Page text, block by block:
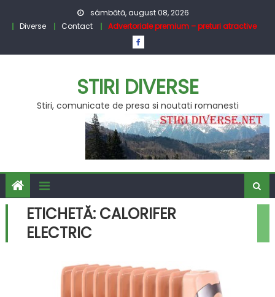
sâmbătă, august 08, 2026
Diverse
Contact Advertoriale premium – preturi atractive
STIRI DIVERSE
Stiri, comunicate de presa si noutati romanesti
ETICHETĂ: CALORIFER
ELECTRIC